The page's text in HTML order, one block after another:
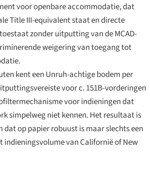
voor openbare accommodatie, dat
Title III-equivalent staat en directe
zonder uitputting van de MCAD-
weigering van toegang tot
kent een Unruh-achtige bodem per
voor c. 151B-vorderingen
voor indieningen dat
simpelweg niet kennen. Het resultaat is
dat op papier robuust is maar slechts een
indieningsvolume van Californië of New